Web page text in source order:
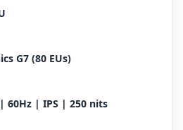
G7 (80 EUs)
60Hz | IPS | 250 nits